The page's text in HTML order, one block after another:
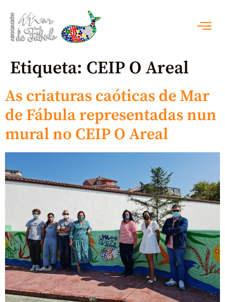
Etiqueta: CEIP O Areal
As criaturas caóticas de Mar
de Fábula representadas nun
mural no CEIP O Areal